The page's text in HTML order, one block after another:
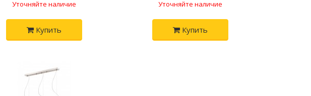
Уточняйте наличие
Купить
Уточняйте наличие
Купить